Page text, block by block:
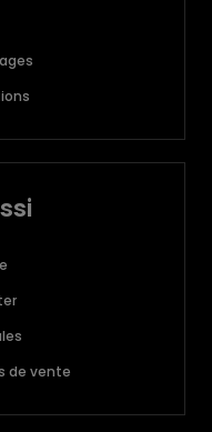
de vente